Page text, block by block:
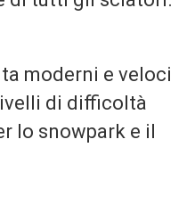
moderni e veloci
di difficoltà
lo snowpark e il